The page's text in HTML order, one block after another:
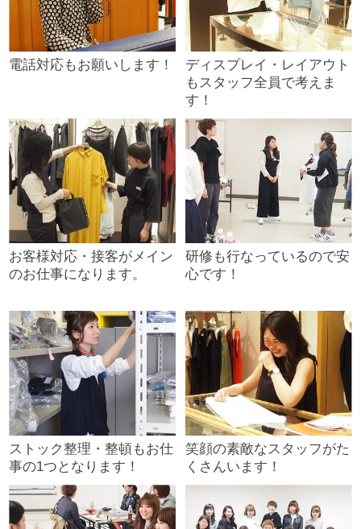
電話対応もお願いします！
ディスプレイ・レイアウト
もスタッフ全員で考えま
す！
お客様対応・接客がメイン
のお仕事になります。
研修も行なっているので安
心です！
ストック整理・整頓もお仕
事の1つとなります！
笑顔の素敵なスタッフがた
くさんいます！